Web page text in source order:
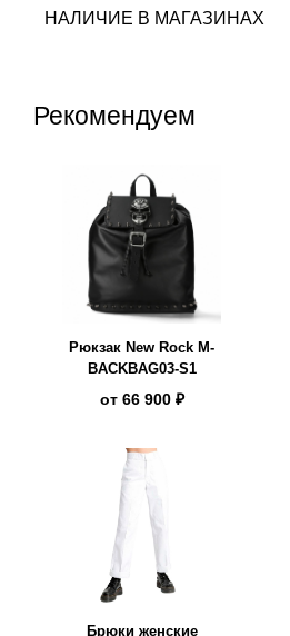
НАЛИЧИЕ В МАГАЗИНАХ
Рекомендуем
Рюкзак New Rock M-
BACKBAG03-S1
от 66 900 ₽
Брюки женские